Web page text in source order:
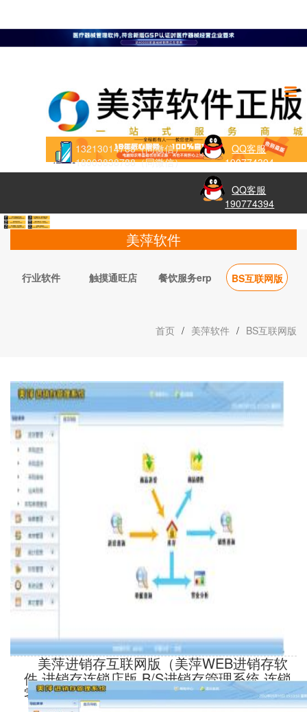
13213014788（同微信）
18903838788（同微信）
QQ客服
190774394
QQ客服
190774394
美萍软件
行业软件 触摸通旺店 餐饮服务erp BS互联网版
首页 / 美萍软件 / BS互联网版
美萍进销存互联网版（美萍WEB进销存软
件,进销存连锁店版,B/S进销存管理系统,连锁
零售管理软件）